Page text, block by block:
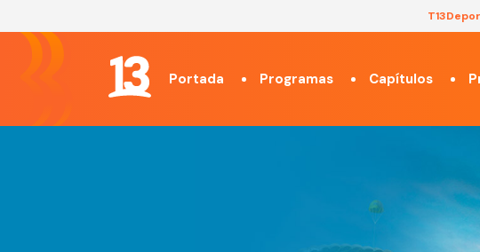
T13
Portada Programas Capítulos